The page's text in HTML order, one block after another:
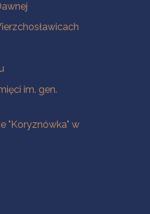
im. gen.
"Koryznówka" w